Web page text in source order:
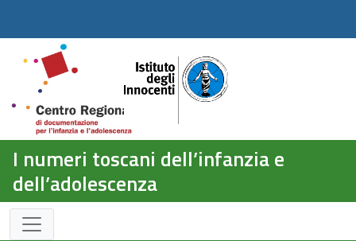
I numeri toscani dell’infanzia e
dell’adolescenza